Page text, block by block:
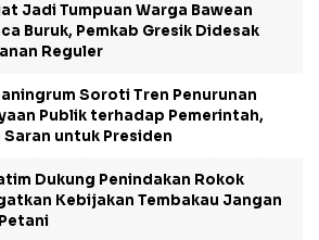
Jadi Tumpuan Warga Bawean
Buruk, Pemkab Gresik Didesak
Reguler
Soroti Tren Penurunan
Publik terhadap Pemerintah,
Saran untuk Presiden
Dukung Penindakan Rokok
Kebijakan Tembakau Jangan